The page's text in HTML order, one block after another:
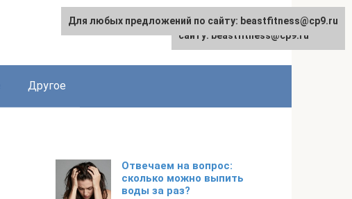
Другое
Отвечаем на вопрос:
сколько можно выпить
воды за раз?
Для любых предложений по
сайту: beastfitness@cp9.ru
Для любых предложений по сайту: beastfitness@cp9.ru